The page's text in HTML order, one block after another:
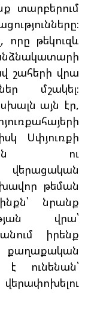
տարբերում
որը թեկուզև
շահերի վրա
մշակել։
այն էր,
Սփյուռքի
ու
թեման
նրանք
վրա՝
իրենք
է ունենան՝